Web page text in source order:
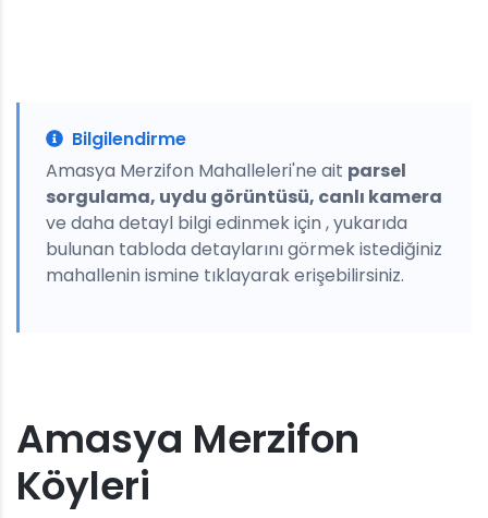
Bilgilendirme
Amasya Merzifon Mahalleleri'ne ait parsel
sorgulama, uydu görüntüsü, canlı kamera
ve daha detayl bilgi edinmek için , yukarıda
bulunan tabloda detaylarını görmek istediğiniz
mahallenin ismine tıklayarak erişebilirsiniz.
Amasya Merzifon
Köyleri